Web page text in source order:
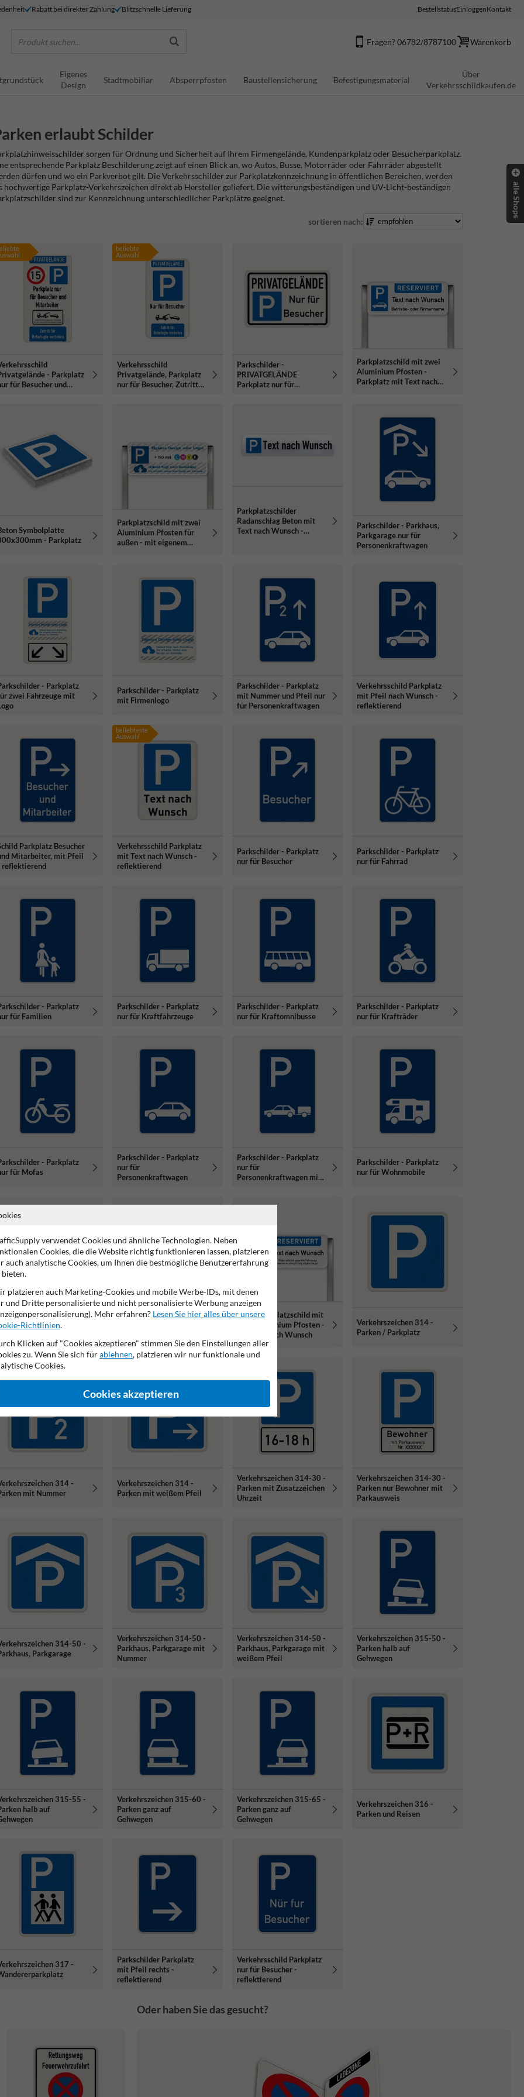
Rabatt bei direkter Zahlung Blitzschnelle Lieferung BestellstatusEinloggenKontakt
Produkt suchen... Fragen? 06782/8787100 Warenkorb
Eigenes
Design
Stadtmobiliar Absperrpfosten Baustellensicherung Befestigungsmaterial
Über
Verkehrsschildkaufen.de
erlaubt Schilder
sorgen für Ordnung und Sicherheit auf Ihrem Firmengelände, Kundenparkplatz oder Besucherparkplatz.
entsprechende Parkplatz Beschilderung zeigt auf einen Blick an, wo Autos, Busse, Motorräder oder Fahrräder abgestellt
dürfen und wo ein Parkverbot gilt. Die Verkehrsschilder zur Parkplatzkennzeichnung in öffentlichen Bereichen, werden
hochwertige Parkplatz-Verkehrszeichen direkt ab Hersteller geliefert. Die witterungsbeständigen und UV-Licht-beständigen
sind zur Kennzeichnung unterschiedlicher Parkplätze geeignet.
sortieren nach:
- Parkplatz
für Besucher und
beliebte
Auswahl
Verkehrsschild
Privatgelände, Parkplatz
nur für Besucher, Zutritt
Parkschilder -
PRIVATGELÄNDE
Parkplatz nur für
Parkplatzschild mit zwei
Aluminium Pfosten -
Parkplatz mit Text nach
Symbolplatte
- Parkplatz
Parkplatzschild mit zwei
Aluminium Pfosten für
außen - mit eigenem
Parkplatzschilder
Radanschlag Beton mit
Text nach Wunsch -
Parkschilder - Parkhaus,
Parkgarage nur für
Personenkraftwagen
- Parkplatz
zwei Fahrzeuge mit
Parkschilder - Parkplatz
mit Firmenlogo
Parkschilder - Parkplatz
mit Nummer und Pfeil nur
für Personenkraftwagen
Verkehrsschild Parkplatz
mit Pfeil nach Wunsch -
reflektierend
Parkplatz Besucher
Mitarbeiter, mit Pfeil
reflektierend
beliebteste
Auswahl
Verkehrsschild Parkplatz
mit Text nach Wunsch -
reflektierend
Parkschilder - Parkplatz
nur für Besucher
Parkschilder - Parkplatz
nur für Fahrrad
- Parkplatz
für Familien
Parkschilder - Parkplatz
nur für Kraftfahrzeuge
Parkschilder - Parkplatz
nur für Kraftomnibusse
Parkschilder - Parkplatz
nur für Krafträder
- Parkplatz
für Mofas
Parkschilder - Parkplatz
nur für
Personenkraftwagen
Parkschilder - Parkplatz
nur für
Personenkraftwagen mit
Parkschilder - Parkplatz
nur für Wohnmobile
-
mit logo
Parkschild Parkplatz nur
reflektierend
Privatparkplatzschild mit
zwei Aluminium Pfosten -
mit Text nach Wunsch
Verkehrszeichen 314 -
Parken / Parkplatz
314 -
mit Nummer
Verkehrszeichen 314 -
Parken mit weißem Pfeil
Verkehrszeichen 314-30 -
Parken mit Zusatzzeichen
Uhrzeit
Verkehrszeichen 314-30 -
Parken nur Bewohner mit
Parkausweis
314-50 -
Parkgarage
Verkehrszeichen 314-50 -
Parkhaus, Parkgarage mit
Nummer
Verkehrszeichen 314-50 -
Parkhaus, Parkgarage mit
weißem Pfeil
Verkehrszeichen 315-50 -
Parken halb auf
Gehwegen
315-55 -
halb auf
Verkehrszeichen 315-60 -
Parken ganz auf
Gehwegen
Verkehrszeichen 315-65 -
Parken ganz auf
Gehwegen
Verkehrszeichen 316 -
Parken und Reisen
317 -
Parkschilder Parkplatz
mit Pfeil rechts -
reflektierend
Verkehrsschild Parkplatz
nur für Besucher -
reflektierend
Oder haben Sie das gesucht?
alle Shops
verwendet Cookies und ähnliche Technologien. Neben
Cookies, die die Website richtig funktionieren lassen, platzieren
auch analytische Cookies, um Ihnen die bestmögliche Benutzererfahrung
bieten.
platzieren auch Marketing-Cookies und mobile Werbe-IDs, mit denen
und Dritte personalisierte und nicht personalisierte Werbung anzeigen
Mehr erfahren? Lesen Sie hier alles über unsere
Richtlinien.
Klicken auf "Cookies akzeptieren" stimmen Sie den Einstellungen aller
zu. Wenn Sie sich fürablehnen, platzieren wir nur funktionale und
Cookies.
Cookies akzeptieren